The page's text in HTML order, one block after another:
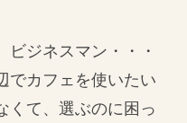
ビジネスマン・・・
でカフェを使いたい
くて、選ぶのに困っ